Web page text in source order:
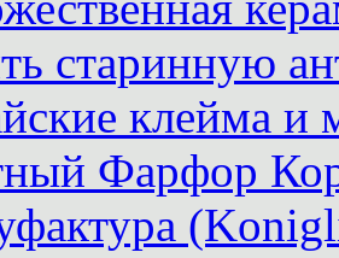
старинную
клейма и
Фарфор